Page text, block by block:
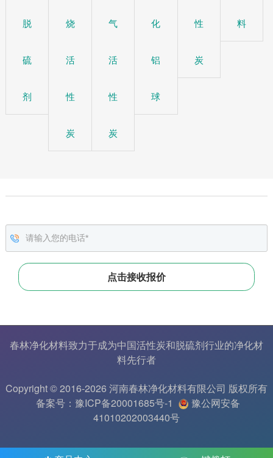
脱
硫
剂
烧
活
性
炭
气
活
性
炭
化
铝
球
性
炭
料
春林净化材料致力于成为中国活性炭和脱硫剂行业的净化材
料先行者
Copyright © 2016-2026 河南春林净化材料有限公司 版权所有
备案号：豫ICP备20001685号-1
豫公网安备
41010202003440号